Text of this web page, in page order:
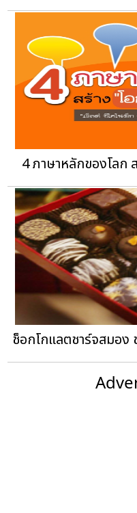
4 ภาษาหลักของโลก
ช็อกโกแลตชาร์จสมอง